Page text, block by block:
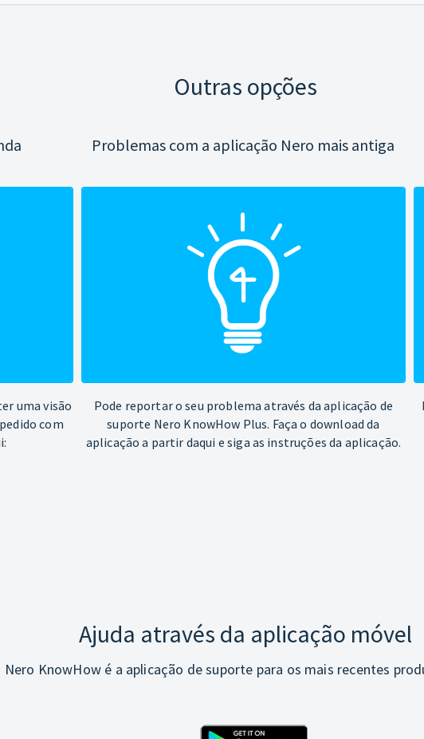
Outras opções
uma visão
com
Problemas com a aplicação Nero mais antiga
Pode reportar o seu problema através da aplicação de
suporte Nero KnowHow Plus. Faça o download da
aplicação a partir daqui e siga as instruções da aplicação.
Ajuda através da aplicação móvel
Nero KnowHow é a aplicação de suporte para os mais recentes